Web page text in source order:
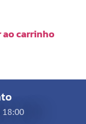
carrinho